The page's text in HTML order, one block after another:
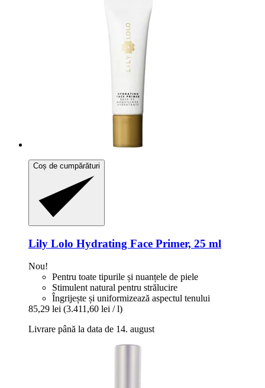
Coș de cumpărături
Lily Lolo Hydrating Face Primer, 25 ml
Nou!
Pentru toate tipurile și nuanțele de piele
Stimulent natural pentru strălucire
Îngrijește și uniformizează aspectul tenului
85,29 lei (3.411,60 lei / l)
Livrare până la data de 14. august